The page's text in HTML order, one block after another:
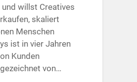
willst Creatives
skaliert
Menschen
ist in vier Jahren
Kunden
von…